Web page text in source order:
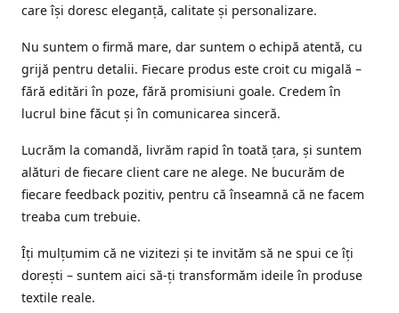
care își doresc eleganță, calitate și personalizare.
Nu suntem o firmă mare, dar suntem o echipă atentă, cu
grijă pentru detalii. Fiecare produs este croit cu migală –
fără editări în poze, fără promisiuni goale. Credem în
lucrul bine făcut și în comunicarea sinceră.
Lucrăm la comandă, livrăm rapid în toată țara, și suntem
alături de fiecare client care ne alege. Ne bucurăm de
fiecare feedback pozitiv, pentru că înseamnă că ne facem
treaba cum trebuie.
Îți mulțumim că ne vizitezi și te invităm să ne spui ce îți
dorești – suntem aici să-ți transformăm ideile în produse
textile reale.